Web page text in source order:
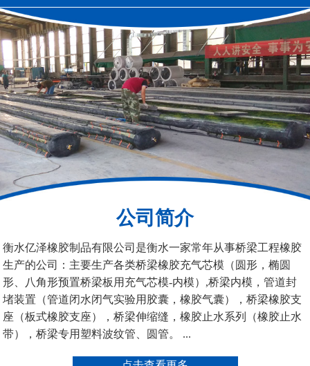
板式橡胶伸缩缝 C型桥梁伸缩缝
200*25米圆形桥梁气囊 390*14米的圆形充气芯
模
公司简介
衡水亿泽橡胶制品有限公司是衡水一家常年从事桥梁工程橡胶
生产的公司：主要生产各类桥梁橡胶充气芯模（圆形，椭圆
形、八角形预置桥梁板用充气芯模-内模）,桥梁内模，管道封
堵装置（管道闭水闭气实验用胶囊，橡胶气囊），桥梁橡胶支
座（板式橡胶支座），桥梁伸缩缝，橡胶止水系列（橡胶止水
带），桥梁专用塑料波纹管、圆管。 ...